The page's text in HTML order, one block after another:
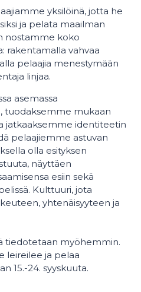
yksilöinä, jotta he
ja pelata maailman
nostamme koko
rakentamalla vahvaa
pelaajia menestymään
linjaa.
asemassa
tuodaksemme mukaan
jatkaaksemme identiteetin
pelaajiemme astuvan
olla esityksen
näyttäen
esiin sekä
Kulttuuri, jota
yhtenäisyyteen ja
tiedotetaan myöhemmin.
leireilee ja pelaa
15.-24. syyskuuta.